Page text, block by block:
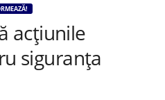
acțiunile
siguranța